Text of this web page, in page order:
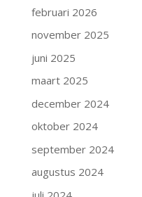
februari 2026
november 2025
juni 2025
maart 2025
december 2024
oktober 2024
september 2024
augustus 2024